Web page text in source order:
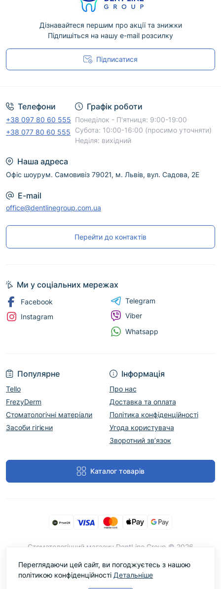
Дізнавайтеся першим про акції та знижки
Підпишіться на нашу e-mail розсилку
Підписатися
Телефони
+38 097 80 60 555
+38 077 80 60 555
Графік роботи
Понеділок - П'ятниця: 9:00-19:00
Субота: 10:00-16:00 (просимо уточняти)
Неділя: вихідний
Наша адреса
Офіс шоурум. Самовивіз 79021, м. Львів, вул. Садова, 2Е
E-mail
office@dentlinegroup.com.ua
Перейти до контактів
Популярне
Tello
FrezyDerm
Стоматологічні матеріали
Засоби гігієни
Інформація
Про нас
Доставка та оплата
Політика конфіденційності
Угода користувача
Зворотний зв’язок
Каталог товарів
Ми у соціальних мережах
Facebook
Instagram
Telegram
Viber
Whatsapp
Cтоматологічний магазин DentLine Group © 2026
Переглядаючи цей сайт, ви погоджуєтесь з нашою
політикою конфіденційності Детальніше